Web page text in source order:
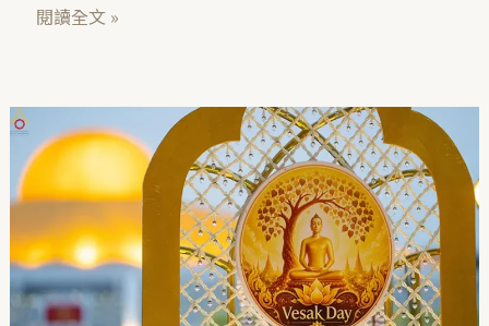
閱讀全文 »
燈
齊
明，
法
界
同